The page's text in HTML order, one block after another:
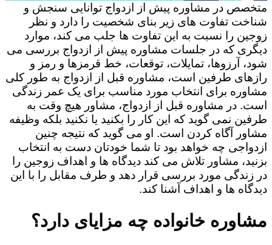
متخصص در مشاوره پیش از ازدواج توانایی سنجش و
شناخت تفاوت های زیر بنای شخصیت را دارد و نظر
زوجین را نسبت به این تفاوت ها جلب می کند، موارد
دیگری که در جلسات مشاوره پیش از ازدواج بررسی می
شود، آرزوها، تمایلات، توقعات، خط قرمزها و رمز و
رازهای طرفین است، مشاوره قبل از ازدواج به طور کلی
مشاوره برای انتخاب مورد مناسب برای یک عمر زندگی
است. در مشاوره قبل از ازدواج، مشاور هیچ وقت به
طرفین نمی گوید که این کار را بکنید یا نکنید بلکه وظیفه
مشاور آگاه کردن است. او می گوید که نتیجه چنین
ازدواجی چه خواهد بود تا شما خودتان دست به انتخاب
بزنید، مشاور تلاش می کند دیدگاه ها و اهداف زوجین را
در زندگی مورد بررسی قرار دهد و طرف مقابل را با این
دیدگاه ها و اهداف آشنا کند.
مشاوره خانواده چه مزایای دارد؟